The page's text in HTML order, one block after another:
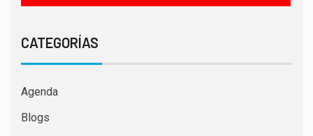
CATEGORÍAS
Agenda
Blogs